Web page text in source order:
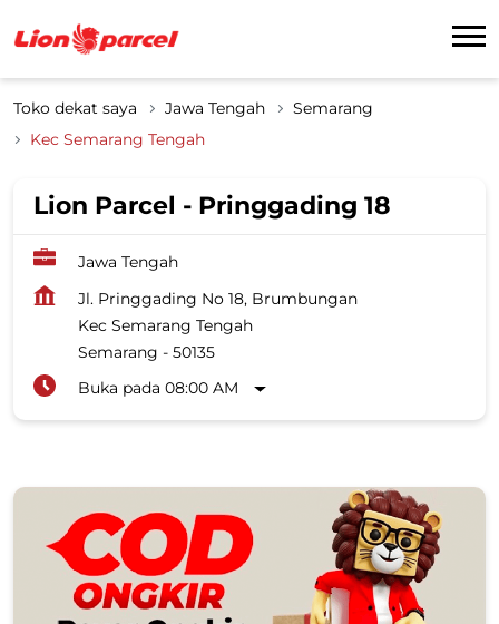
Toko dekat saya Jawa Tengah
Semarang
Kec Semarang Tengah
Lion Parcel - Pringgading 18
Jawa Tengah
Jl. Pringgading No 18, Brumbungan
Kec Semarang Tengah
Semarang - 50135
Buka pada 08:00 AM